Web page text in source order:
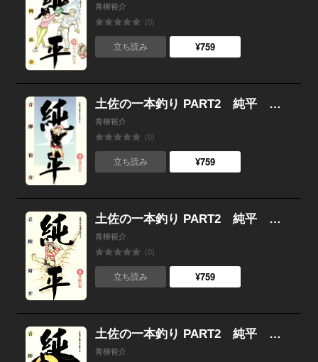
青柳裕介
(0)
立ち読み ¥759
土佐の一本釣り PART2 純平 （9）
青柳裕介
(0)
立ち読み ¥759
土佐の一本釣り PART2 純平 （8）
青柳裕介
(0)
立ち読み ¥759
土佐の一本釣り PART2 純平 （7）
青柳裕介